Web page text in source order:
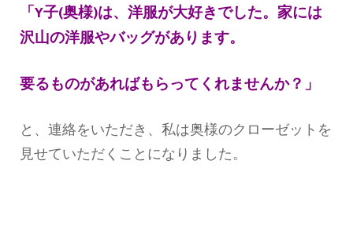
「Y子(奥様)は、洋服が大好きでした。家には
沢山の洋服やバッグがあります。
要るものがあればもらってくれませんか？」
と、連絡をいただき、私は奥様のクローゼットを
見せていただくことになりました。